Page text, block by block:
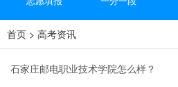
首页 > 高考资讯
石家庄邮电职业技术学院怎么样？